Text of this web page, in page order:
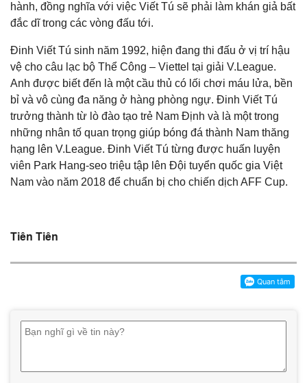
hành, đồng nghĩa với việc Viết Tú sẽ phải làm khán giả bất
đắc dĩ trong các vòng đấu tới.
Đinh Viết Tú sinh năm 1992, hiện đang thi đấu ở vị trí hậu
vệ cho câu lạc bộ Thể Công – Viettel tại giải V.League.
Anh được biết đến là một cầu thủ có lối chơi máu lửa, bền
bỉ và vô cùng đa năng ở hàng phòng ngự. Đinh Viết Tú
trưởng thành từ lò đào tạo trẻ Nam Định và là một trong
những nhân tố quan trọng giúp bóng đá thành Nam thăng
hạng lên V.League. Đinh Viết Tú từng được huấn luyện
viên Park Hang-seo triệu tập lên Đội tuyển quốc gia Việt
Nam vào năm 2018 để chuẩn bị cho chiến dịch AFF Cup.
Tiên Tiên